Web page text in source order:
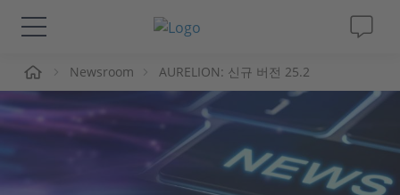
솔루션 및 제품
Support
동영상
Newsroom AURELION: 신규 버전 25.2